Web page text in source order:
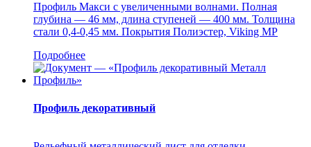
Профиль Макси с увеличенными волнами. Полная
глубина ― 46 мм, длина ступеней ― 400 мм. Толщина
стали 0,4-0,45 мм. Покрытия Полиэстер, Viking MP
Подробнее
Профиль декоративный